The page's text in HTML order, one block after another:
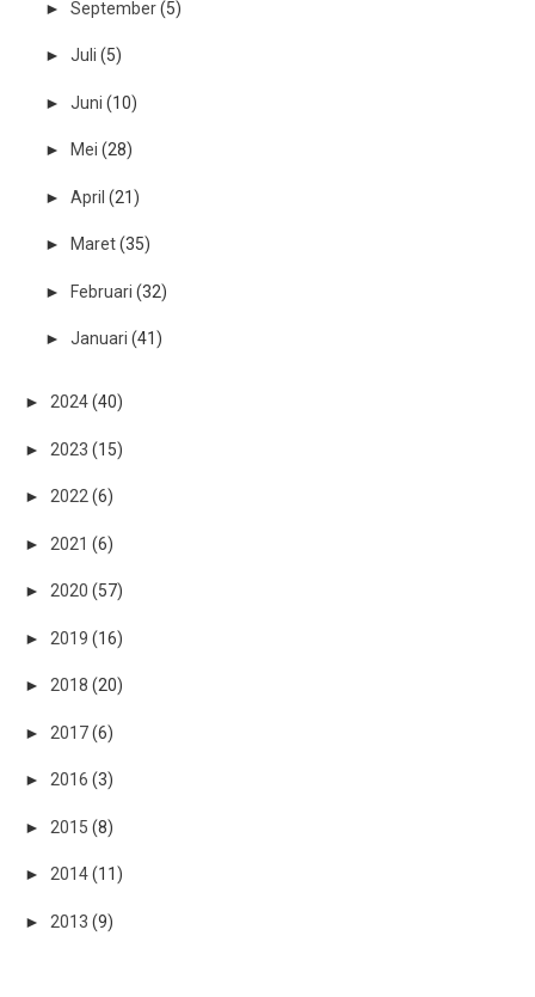
► September(5)
► Juli (5)
► Juni (10)
► Mei (28)
► April (21)
► Maret(35)
► Februari (32)
► Januari (41)
►2024(40)
► 2023(15)
►2022(6)
► 2021(6)
►2020(57)
► 2019(16)
►2018(20)
► 2017(6)
►2016(3)
► 2015(8)
►2014(11)
► 2013(9)